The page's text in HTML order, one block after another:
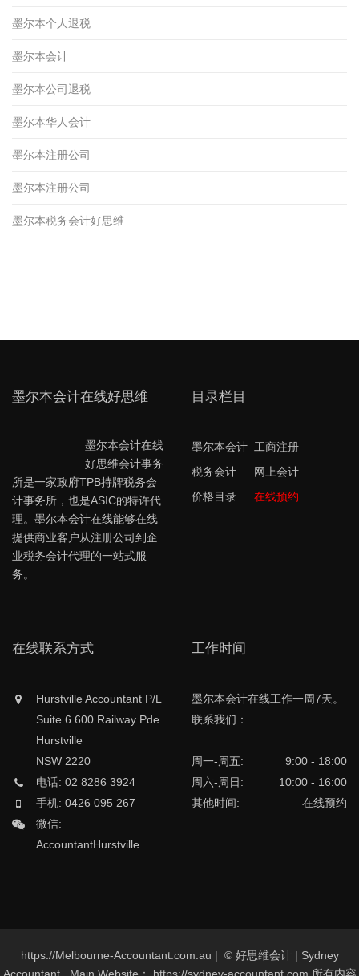
墨尔本个人退税
墨尔本会计
墨尔本公司退税
墨尔本华人会计
墨尔本注册公司
墨尔本注册公司
墨尔本税务会计好思维
墨尔本会计在线好思维
墨尔本会计在线
好思维会计事务
所是一家政府TPB持牌税务会
计事务所，也是ASIC的特许代
理。墨尔本会计在线能够在线
提供商业客户从注册公司到企
业税务会计代理的一站式服
务。
目录栏目
墨尔本会计 工商注册
税务会计
网上会计
价格目录
在线预约
在线联系方式
Hurstville Accountant P/L
Suite 6 600 Railway Pde
Hurstville
NSW 2220
电话: 02 8286 3924
手机: 0426 095 267
微信:
AccountantHurstville
工作时间
墨尔本会计在线工作一周7天。
联系我们：
周一-周五:
9:00 - 18:00
周六-周日:
10:00 - 16:00
其他时间:
在线预约
https://Melbourne-Accountant.com.au | © 好思维会计 | Sydney